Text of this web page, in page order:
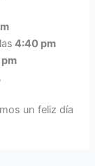
4:40 pm
.
un feliz día